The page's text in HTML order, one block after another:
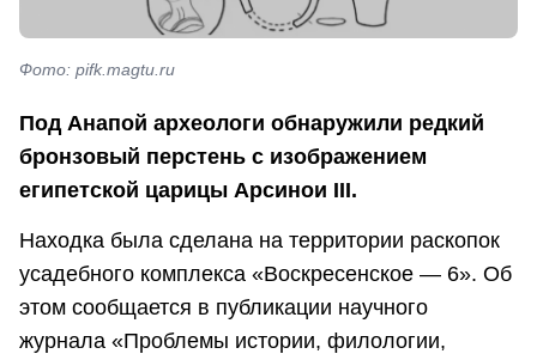
Фото: pifk.magtu.ru
Под Анапой археологи обнаружили редкий
бронзовый перстень с изображением
египетской царицы Арсинои III.
Находка была сделана на территории раскопок
усадебного комплекса «Воскресенское — 6». Об
этом сообщается в публикации научного
журнала «Проблемы истории, филологии,